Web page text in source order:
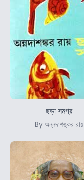
ছড়া সমগ্র
By অন্নদাশঙ্কর রায়